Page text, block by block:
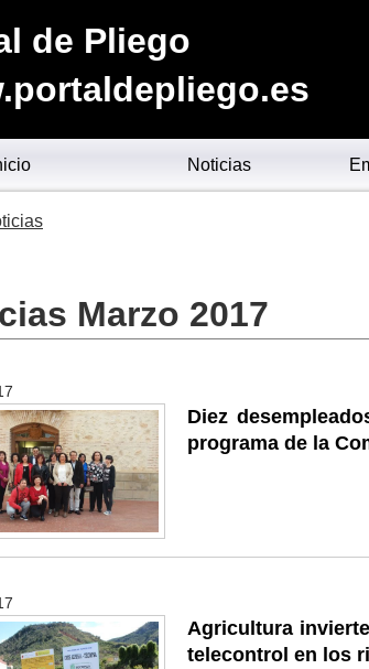
de Pliego
Noticias
Marzo 2017
Diez
programa de la
Agricultura
telecontrol en los